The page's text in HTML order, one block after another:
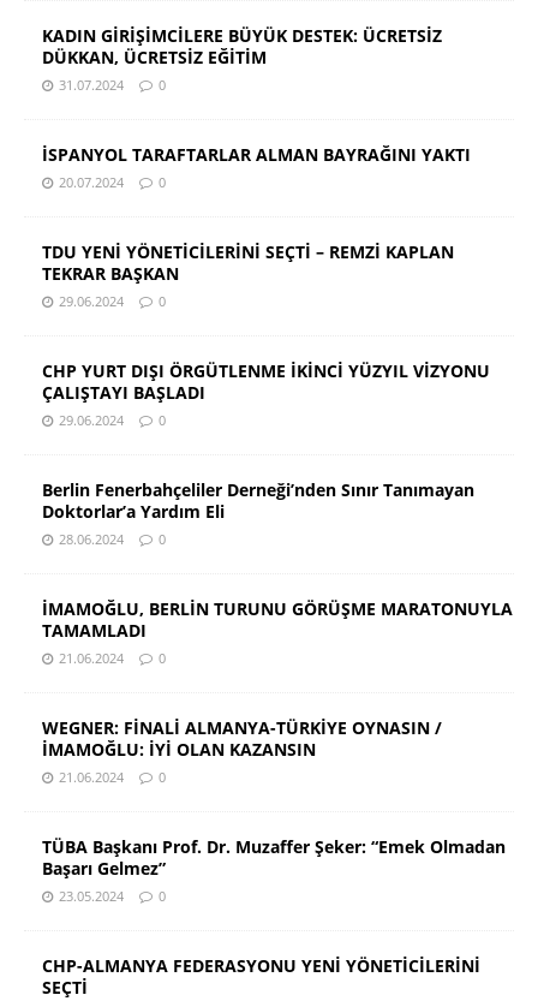
KADIN GİRİŞİMCİLERE BÜYÜK DESTEK: ÜCRETSİZ
DÜKKAN, ÜCRETSİZ EĞİTİM
31.07.2024 0
İSPANYOL TARAFTARLAR ALMAN BAYRAĞINI YAKTI
20.07.2024 0
TDU YENİ YÖNETİCİLERİNİ SEÇTİ – REMZİ KAPLAN
TEKRAR BAŞKAN
29.06.2024 0
CHP YURT DIŞI ÖRGÜTLENME İKİNCİ YÜZYIL VİZYONU
ÇALIŞTAYI BAŞLADI
29.06.2024 0
Berlin Fenerbahçeliler Derneği’nden Sınır Tanımayan
Doktorlar’a Yardım Eli
28.06.2024 0
İMAMOĞLU, BERLİN TURUNU GÖRÜŞME MARATONUYLA
TAMAMLADI
21.06.2024 0
WEGNER: FİNALİ ALMANYA-TÜRKİYE OYNASIN /
İMAMOĞLU: İYİ OLAN KAZANSIN
21.06.2024 0
TÜBA Başkanı Prof. Dr. Muzaffer Şeker: “Emek Olmadan
Başarı Gelmez”
23.05.2024 0
CHP-ALMANYA FEDERASYONU YENİ YÖNETİCİLERİNİ
SEÇTİ